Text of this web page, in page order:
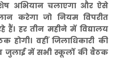
अभियान चलाएगा और ऐसे
करेगा जो नियम विपरीत
हर तीन महीने में विद्यालय
होगी। वहीं जिलाधिकारी की
जुलाई में सभी स्कूलों की बैठक